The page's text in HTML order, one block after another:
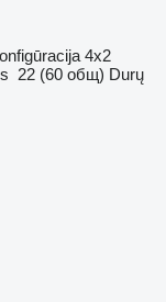
4x2
22 (60 общ) Durų